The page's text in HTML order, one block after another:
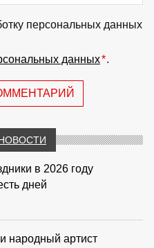
персональных данных
данных*.
в 2026 году
дней
народный артист